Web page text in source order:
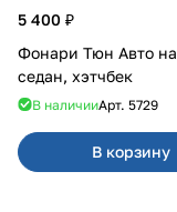
5 400 ₽
Фонари Тюн Авто на Приора
седан, хэтчбек
В наличииАрт. 5729
В корзину